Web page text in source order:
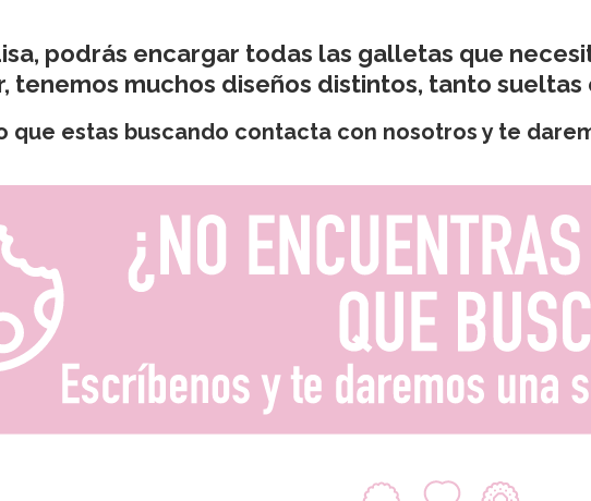
podrás encargar todas las galletas que
tenemos muchos diseños distintos, tanto sueltas
que estas buscando contacta con nosotros y te